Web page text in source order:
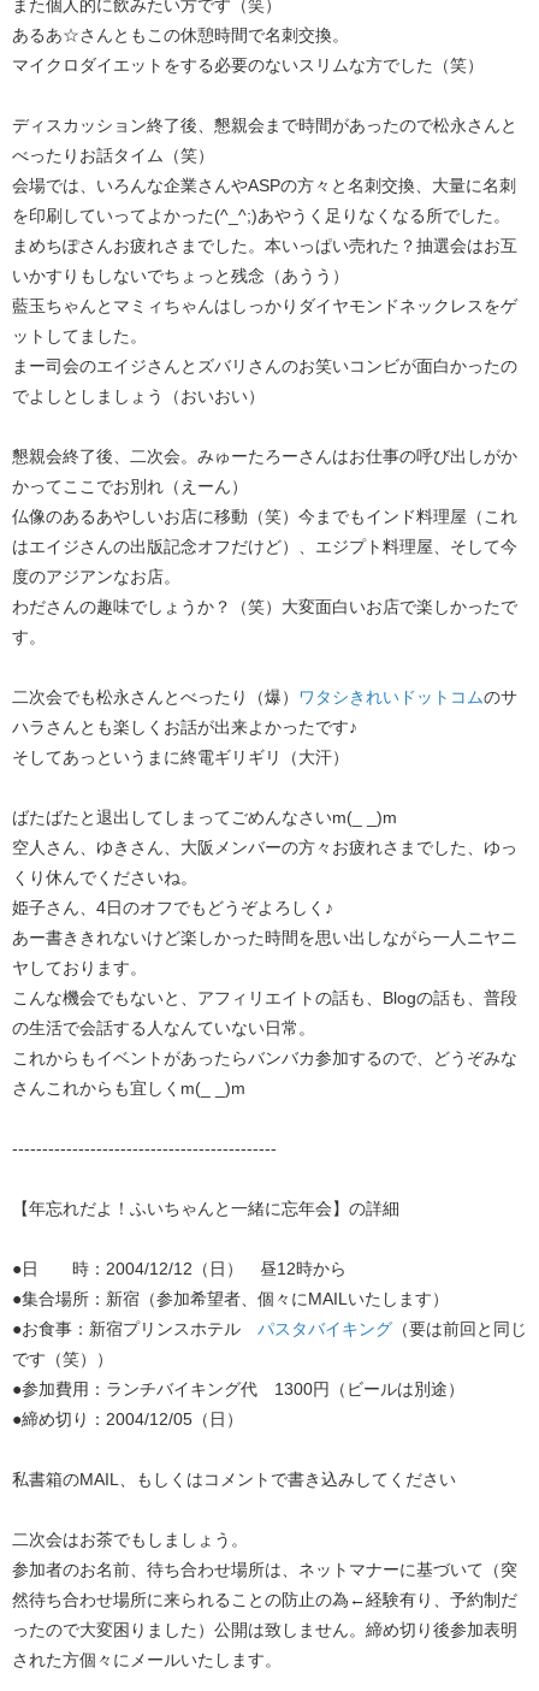
また個人的に飲みたい方です（笑）
あるあ☆さんともこの休憩時間で名刺交換。
マイクロダイエットをする必要のないスリムな方でした（笑）
ディスカッション終了後、懇親会まで時間があったので松永さんと
べったりお話タイム（笑）
会場では、いろんな企業さんやASPの方々と名刺交換、大量に名刺
を印刷していってよかった(^_^;)あやうく足りなくなる所でした。
まめちぽさんお疲れさまでした。本いっぱい売れた？抽選会はお互
いかすりもしないでちょっと残念（あうう）
藍玉ちゃんとマミィちゃんはしっかりダイヤモンドネックレスをゲ
ットしてました。
まー司会のエイジさんとズバリさんのお笑いコンビが面白かったの
でよしとしましょう（おいおい）
懇親会終了後、二次会。みゅーたろーさんはお仕事の呼び出しがか
かってここでお別れ（えーん）
仏像のあるあやしいお店に移動（笑）今までもインド料理屋（これ
はエイジさんの出版記念オフだけど）、エジプト料理屋、そして今
度のアジアンなお店。
わださんの趣味でしょうか？（笑）大変面白いお店で楽しかったで
す。
二次会でも松永さんとべったり（爆） ワタシきれいドットコムのサ
ハラさんとも楽しくお話が出来よかったです♪
そしてあっというまに終電ギリギリ（大汗）
ばたばたと退出してしまってごめんなさいm(_ _)m
空人さん、ゆきさん、大阪メンバーの方々お疲れさまでした、ゆっ
くり休んでくださいね。
姫子さん、4日のオフでもどうぞよろしく♪
あー書ききれないけど楽しかった時間を思い出しながら一人ニヤニ
ヤしております。
こんな機会でもないと、アフィリエイトの話も、Blogの話も、普段
の生活で会話する人なんていない日常。
これからもイベントがあったらバンバカ参加するので、どうぞみな
さんこれからも宜しくm(_ _)m
--------------------------------------------
【年忘れだよ！ふいちゃんと一緒に忘年会】の詳細
●日 時：2004/12/12（日） 昼12時から
●集合場所：新宿（参加希望者、個々にMAILいたします）
●お食事：新宿プリンスホテル パスタバイキング （要は前回と同じ
です（笑））
●参加費用：ランチバイキング代 1300円（ビールは別途）
●締め切り：2004/12/05（日）
私書箱のMAIL、もしくはコメントで書き込みしてください
二次会はお茶でもしましょう。
参加者のお名前、待ち合わせ場所は、ネットマナーに基づいて（突
然待ち合わせ場所に来られることの防止の為←経験有り、予約制だ
ったので大変困りました）公開は致しません。締め切り後参加表明
された方個々にメールいたします。